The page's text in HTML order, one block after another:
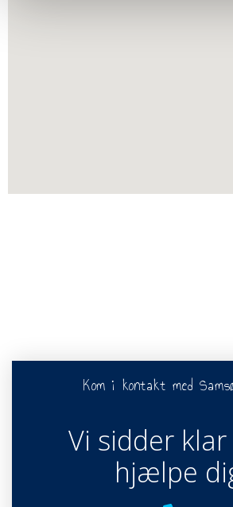
Kom i kontakt med
Vi sidder
hjælpe